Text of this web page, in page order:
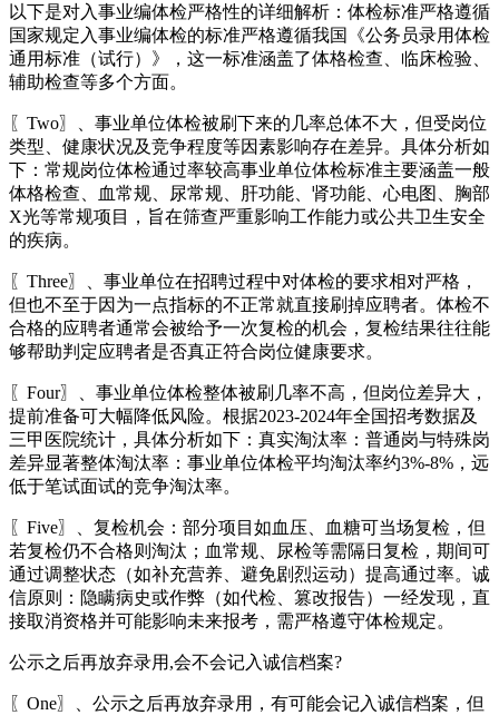
以下是对入事业编体检严格性的详细解析：体检标准严格遵循
国家规定入事业编体检的标准严格遵循我国《公务员录用体检
通用标准（试行）》，这一标准涵盖了体格检查、临床检验、
辅助检查等多个方面。
〖Two〗、事业单位体检被刷下来的几率总体不大，但受岗位
类型、健康状况及竞争程度等因素影响存在差异。具体分析如
下：常规岗位体检通过率较高事业单位体检标准主要涵盖一般
体格检查、血常规、尿常规、肝功能、肾功能、心电图、胸部
X光等常规项目，旨在筛查严重影响工作能力或公共卫生安全
的疾病。
〖Three〗、事业单位在招聘过程中对体检的要求相对严格，
但也不至于因为一点指标的不正常就直接刷掉应聘者。体检不
合格的应聘者通常会被给予一次复检的机会，复检结果往往能
够帮助判定应聘者是否真正符合岗位健康要求。
〖Four〗、事业单位体检整体被刷几率不高，但岗位差异大，
提前准备可大幅降低风险。根据2023-2024年全国招考数据及
三甲医院统计，具体分析如下：真实淘汰率：普通岗与特殊岗
差异显著整体淘汰率：事业单位体检平均淘汰率约3%-8%，远
低于笔试面试的竞争淘汰率。
〖Five〗、复检机会：部分项目如血压、血糖可当场复检，但
若复检仍不合格则淘汰；血常规、尿检等需隔日复检，期间可
通过调整状态（如补充营养、避免剧烈运动）提高通过率。诚
信原则：隐瞒病史或作弊（如代检、篡改报告）一经发现，直
接取消资格并可能影响未来报考，需严格遵守体检规定。
公示之后再放弃录用,会不会记入诚信档案?
〖One〗、公示之后再放弃录用，有可能会记入诚信档案，但